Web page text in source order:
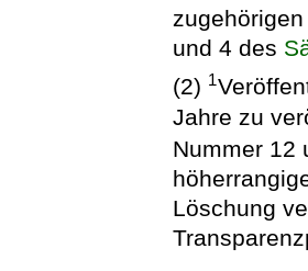
und 4 des
(2) 1
Jahre zu
Nummer 12
Löschung